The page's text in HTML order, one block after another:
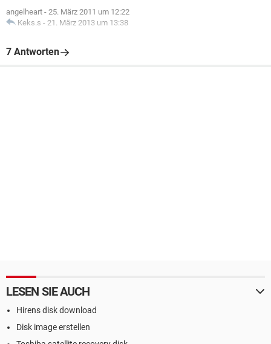
angelheart - 25. März 2011 um 12:22
Keks.s - 21. März 2013 um 13:38
7 Antworten
LESEN SIE AUCH
Hirens disk download
Disk image erstellen